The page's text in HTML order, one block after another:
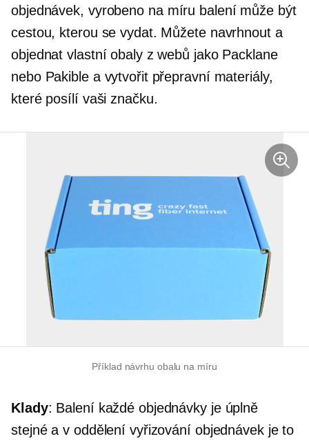
objednávek, vyrobeno na míru balení může být
cestou, kterou se vydat. Můžete navrhnout a
objednat vlastní obaly z webů jako Packlane
nebo Pakible a vytvořit přepravní materiály,
které posílí vaši značku.
Příklad návrhu obalu na míru
Klady: Balení každé objednávky je úplně
stejné a v oddělení vyřizování objednávek je to